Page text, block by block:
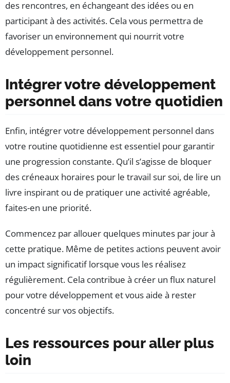
des rencontres, en échangeant des idées ou en
participant à des activités. Cela vous permettra de
favoriser un environnement qui nourrit votre
développement personnel.
Intégrer votre développement
personnel dans votre quotidien
Enfin, intégrer votre développement personnel dans
votre routine quotidienne est essentiel pour garantir
une progression constante. Qu’il s’agisse de bloquer
des créneaux horaires pour le travail sur soi, de lire un
livre inspirant ou de pratiquer une activité agréable,
faites-en une priorité.
Commencez par allouer quelques minutes par jour à
cette pratique. Même de petites actions peuvent avoir
un impact significatif lorsque vous les réalisez
régulièrement. Cela contribue à créer un flux naturel
pour votre développement et vous aide à rester
concentré sur vos objectifs.
Les ressources pour aller plus
loin